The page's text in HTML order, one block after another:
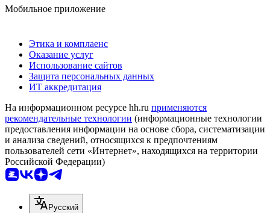
Мобильное приложение
Этика и комплаенс
Оказание услуг
Использование сайтов
Защита персональных данных
ИТ аккредитация
На информационном ресурсе hh.ru применяются
рекомендательные технологии (информационные технологии
предоставления информации на основе сбора, систематизации
и анализа сведений, относящихся к предпочтениям
пользователей сети «Интернет», находящихся на территории
Российской Федерации)
Русский